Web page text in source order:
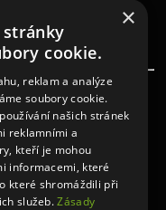
×
cookie.
reklam a analýze
soubory cookie.
našich stránek
reklamními a
kteří je mohou
informacemi, které
které shromáždili při
služeb.Zásady